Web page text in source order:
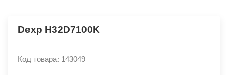
Dexp H32D7100K
Код товара: 143049